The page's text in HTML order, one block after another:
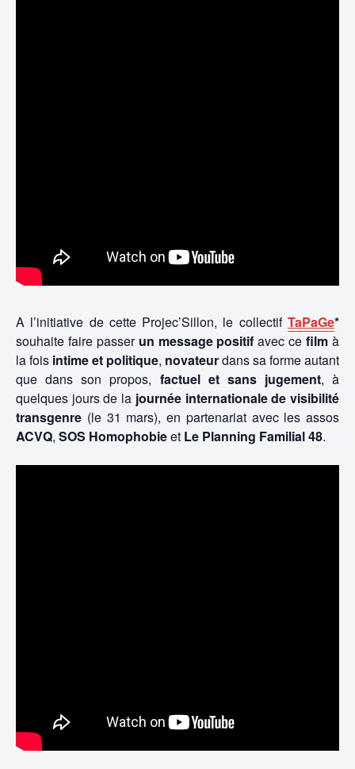
A l’initiative de cette Projec’Sillon, le collectif TaPaGe*
souhaite faire passer un message positif avec cefilmà
la fois intime et politique, novateurdans sa forme autant
que dans son propos, factuel et sans jugement, à
quelques jours de la journée internationale de visibilité
transgenre (le 31 mars), en partenariat avec les assos
ACVQ, SOS Homophobieet Le Planning Familial 48.